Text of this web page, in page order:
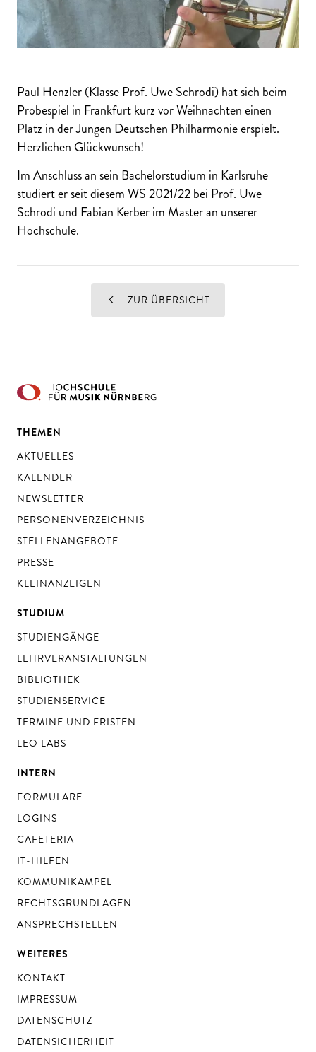
Paul Henzler (Klasse Prof. Uwe Schrodi) hat sich beim
Probespiel in Frankfurt kurz vor Weihnachten einen
Platz in der Jungen Deutschen Philharmonie erspielt.
Herzlichen Glückwunsch!
Im Anschluss an sein Bachelorstudium in Karlsruhe
studiert er seit diesem WS 2021/22 bei Prof. Uwe
Schrodi und Fabian Kerber im Master an unserer
Hochschule.
ZUR ÜBERSICHT
THEMEN
AKTUELLES
KALENDER
NEWSLETTER
PERSONENVERZEICHNIS
STELLENANGEBOTE
PRESSE
KLEINANZEIGEN
STUDIUM
STUDIENGÄNGE
LEHRVERANSTALTUNGEN
BIBLIOTHEK
STUDIENSERVICE
TERMINE UND FRISTEN
LEO LABS
INTERN
FORMULARE
LOGINS
CAFETERIA
IT-HILFEN
KOMMUNIKAMPEL
RECHTSGRUNDLAGEN
ANSPRECHSTELLEN
WEITERES
KONTAKT
IMPRESSUM
DATENSCHUTZ
DATENSICHERHEIT